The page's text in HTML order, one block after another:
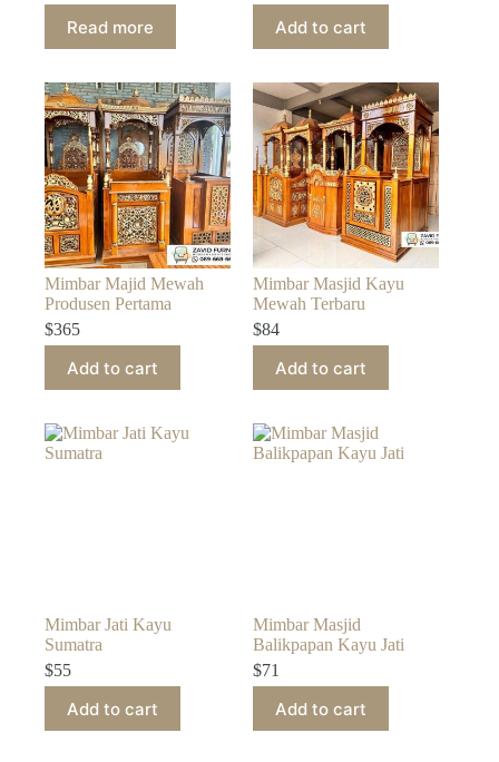
Read more Add to cart
Mimbar Majid Mewah
Produsen Pertama
$365
Add to cart
Mimbar Masjid Kayu
Mewah Terbaru
$84
Add to cart
Mimbar Jati Kayu
Sumatra
$55
Add to cart
Mimbar Masjid
Balikpapan Kayu Jati
$71
Add to cart